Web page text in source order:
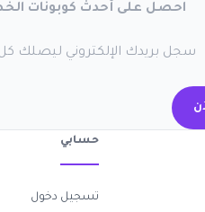
احصل على أحدث كوبونات
سجل بريدك الإلكتروني ليصلك
حسابي
تسجيل دخول